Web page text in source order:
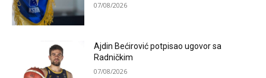
07/08/2026
Ajdin Bećirović potpisao ugovor sa
Radničkim
07/08/2026